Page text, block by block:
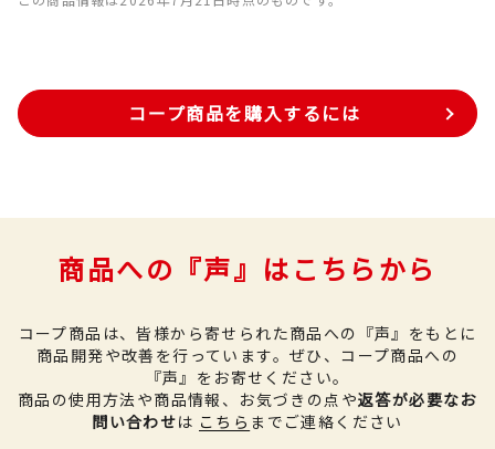
コープ商品を購入するには
商品への『声』はこちらから
コープ商品は、皆様から寄せられた商品への『声』をもとに
商品開発や改善を行っています。 ぜひ、コープ商品への
『声』をお寄せください。
商品の使用方法や商品情報、お気づきの点や返答が必要なお
問い合わせは こちら までご連絡ください